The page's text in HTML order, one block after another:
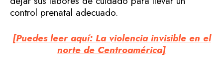
control prenatal adecuado.
[Puedes leer aquí: La violencia invisible en el
norte de Centroamérica]